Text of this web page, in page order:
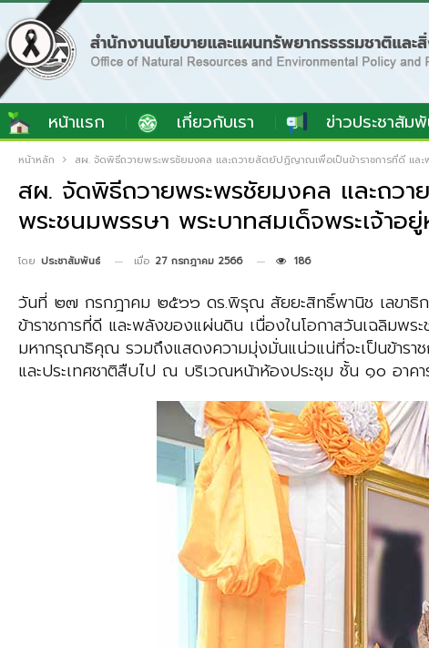
หน้าแรก เกี่ยวกับเรา ข่าวประชาสัม
หน้าหลัก สผ. จัดพิธีถวายพระพรชัยมงคล และถวายสัตย์ปฏิญาณเพื่อเป็นข้าราชการที่ดี และ
สผ. จัดพิธีถวายพระพรชัยมงคล และถว
พระชนมพรรษา พระบาทสมเด็จพระเจ้า
โดย ประชาสัมพันธ์ เมื่อ 27 กรกฎาคม 2566 186
วันที่ ๒๗ กรกฎาคม ๒๕๖๖ ดร.พิรุณ สัยยะสิทธิ์พานิช เลขาธิก
ข้าราชการที่ดี และพลังของแผ่นดิน เนื่องในโอกาสวันเฉลิมพ
มหากรุณาธิคุณ รวมถึงแสดงความมุ่งมั่นแน่วแน่ที่จะเป็นข้ารา
และประเทศชาติสืบไป ณ บริเวณหน้าห้องประชุม ชั้น ๑๐ อาค